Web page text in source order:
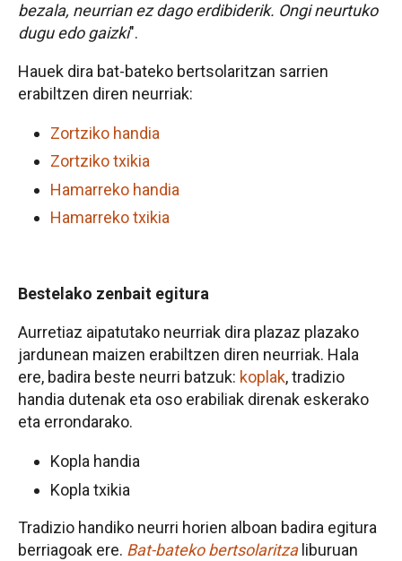
bezala, neurrian ez dago erdibiderik. Ongi neurtuko
dugu edo gaizki".
Hauek dira bat-bateko bertsolaritzan sarrien
erabiltzen diren neurriak:
Zortziko handia
Zortziko txikia
Hamarreko handia
Hamarreko txikia
Bestelako zenbait egitura
Aurretiaz aipatutako neurriak dira plazaz plazako
jardunean maizen erabiltzen diren neurriak. Hala
ere, badira beste neurri batzuk: koplak, tradizio
handia dutenak eta oso erabiliak direnak eskerako
eta errondarako.
Kopla handia
Kopla txikia
Tradizio handiko neurri horien alboan badira egitura
berriagoak ere. Bat-bateko bertsolaritzaliburuan